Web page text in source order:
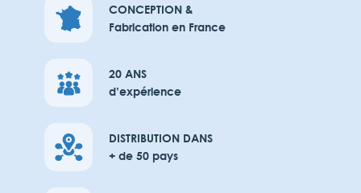
CONCEPTION &
Fabrication en France
20 ANS
d’expérience
DISTRIBUTION DANS
+ de 50 pays